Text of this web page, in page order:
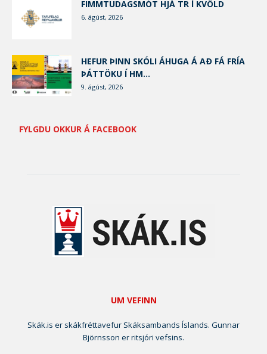
FIMMTUDAGSMÓT HJÁ TR Í KVÖLD
6. ágúst, 2026
HEFUR ÞINN SKÓLI ÁHUGA Á AÐ FÁ FRÍA
ÞÁTTÖKU Í HM...
9. ágúst, 2026
FYLGDU OKKUR Á FACEBOOK
UM VEFINN
Skák.is er skákfréttavefur Skáksambands Íslands. Gunnar
Björnsson er ritsjóri vefsins.